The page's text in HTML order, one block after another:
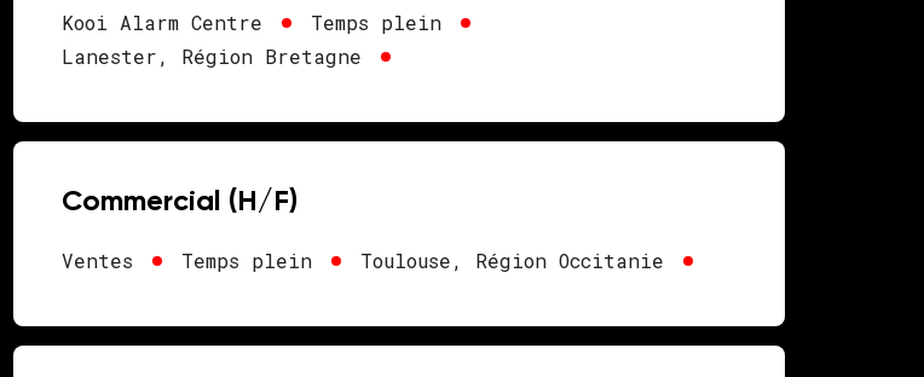
Kooi Alarm Centre
Temps plein
Lanester, Région Bretagne
Commercial (H/F)
Ventes Temps plein Toulouse, Région Occitanie